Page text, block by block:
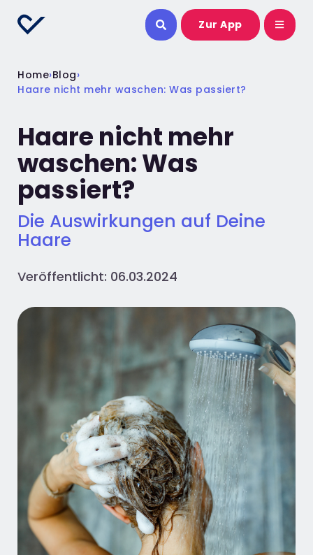
Zur App
Home›Blog›
Haare nicht mehr waschen: Was passiert?
Haare nicht mehr
waschen: Was
passiert?
Die Auswirkungen auf Deine
Haare
Veröffentlicht: 06.03.2024